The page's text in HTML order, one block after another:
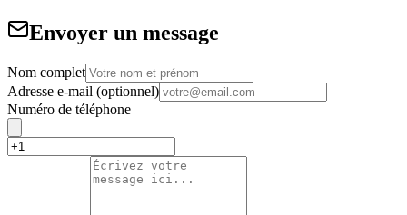
Envoyer un message
Nom complet
Adresse e-mail (optionnel)
Numéro de téléphone